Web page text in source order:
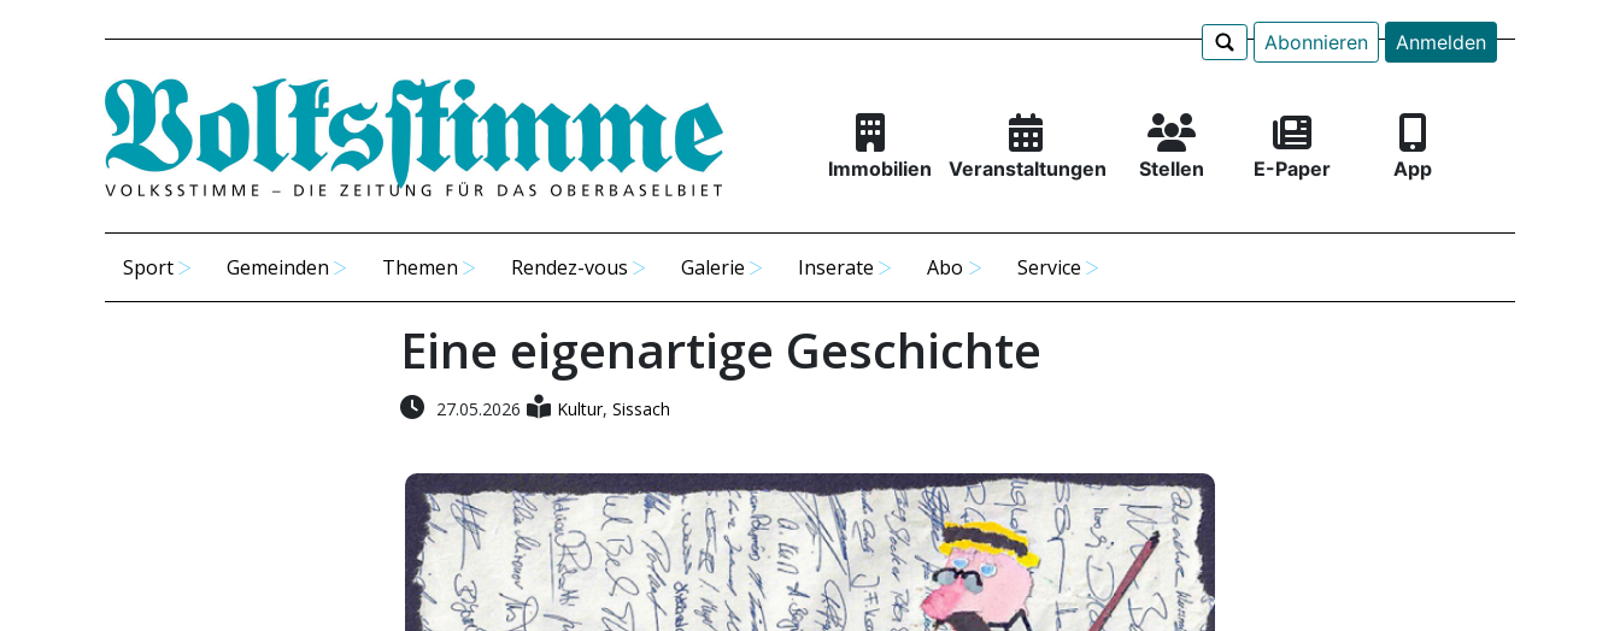
Abonnieren Anmelden
Immobilien Veranstaltungen Stellen E-Paper App
Sport Gemeinden Themen Rendez-vous Galerie Inserate Abo Service
Eine eigenartige Geschichte
27.05.2026 Kultur, Sissach